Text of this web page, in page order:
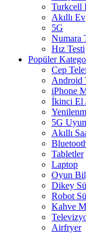
Turkcell
Akıllı Ev
5G
Numara
Hız Testi
Popüler
Cep
Android
iPhone
İkinci El
5G
Akıllı
Tabletler
Laptop
Oyun
Dikey
Robot
Kahve
Airfryer